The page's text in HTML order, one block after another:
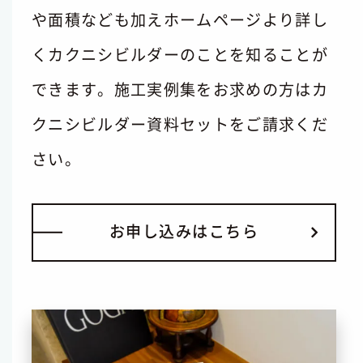
や面積なども加えホームページより詳し
くカクニシビルダーのことを知ることが
できます。施工実例集をお求めの方はカ
クニシビルダー資料セットをご請求くだ
さい。
お申 し込みは こ ち ら